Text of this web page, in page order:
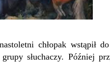
chłopak wstąpił
słuchaczy. Później